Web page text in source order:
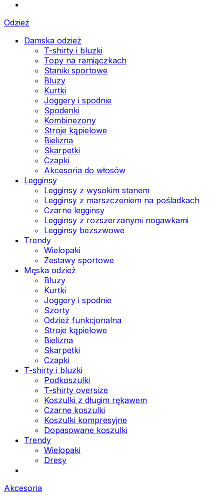
Odzież
Damska odzież
T-shirty i bluzki
Topy na ramiączkach
Staniki sportowe
Bluzy
Kurtki
Joggery i spodnie
Spodenki
Kombinezony
Stroje kąpielowe
Bielizna
Skarpetki
Czapki
Akcesoria do włosów
Legginsy
Legginsy z wysokim stanem
Legginsy z marszczeniem na pośladkach
Czarne legginsy
Legginsy z rozszerzanymi nogawkami
Legginsy bezszwowe
Trendy
Wielopaki
Zestawy sportowe
Męska odzież
Bluzy
Kurtki
Joggery i spodnie
Szorty
Odzież funkcjonalna
Stroje kąpielowe
Bielizna
Skarpetki
Czapki
T-shirty i bluzki
Podkoszulki
T-shirty oversize
Koszulki z długim rękawem
Czarne koszulki
Koszulki kompresyjne
Dopasowane koszulki
Trendy
Wielopaki
Dresy
Akcesoria